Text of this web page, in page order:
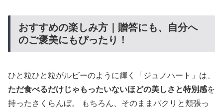
おすすめの楽しみ方｜贈答にも、自分へ
のご褒美にもぴったり！
ひと粒ひと粒がルビーのように輝く「ジュノハート」は、
ただ食べるだけじゃもったいないほどの美しさと特別感を
持ったさくらんぼ。 もちろん、そのままパクリと頬張っ